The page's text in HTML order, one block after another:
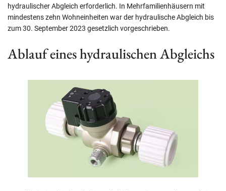
hydraulischer Abgleich erforderlich. In Mehrfamilienhäusern mit
mindestens zehn Wohneinheiten war der hydraulische Abgleich bis
zum 30. September 2023 gesetzlich vorgeschrieben.
Ablauf eines hydraulischen Abgleichs